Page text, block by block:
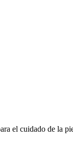
el cuidado de la